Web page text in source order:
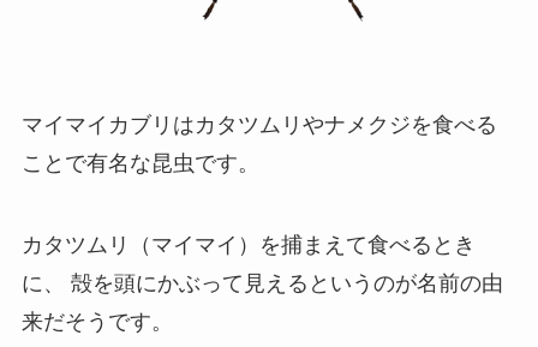
マイマイカブリはカタツムリやナメクジを食べる
ことで有名な昆虫です。
カタツムリ（マイマイ）を捕まえて食べるとき
に、
殻を頭にかぶって見えるというのが名前の由
来だそうです。